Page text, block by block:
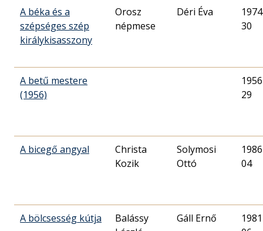
A béka és a
szépséges szép
királykisasszony
Orosz
népmese
Déri Éva
30
A betű mestere
(1956)
29
A bicegő angyal
Christa
Kozik
Solymosi
Ottó
04
A bölcsesség kútja
Balássy
Gáll Ernő